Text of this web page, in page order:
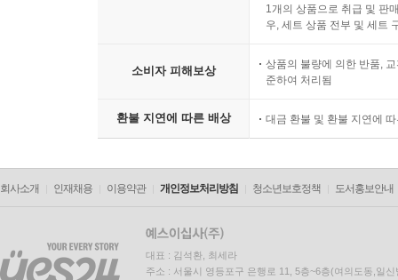
1개의 상품으로 취급 및 판
우, 세트 상품 전부 및 세트
소비자 피해보상
상품의 불량에 의한 반품,
준하여 처리됨
환불 지연에 따른 배상 대금 환불 및 환불 지연에
회사소개 인재채용 이용약관 개인정보처리방침 청소년보호정책 도서홍보안내
대표 : 김석환, 최세라
주소 : 서울시 영등포구 은행로 11, 5층~6층(여의도동,일신